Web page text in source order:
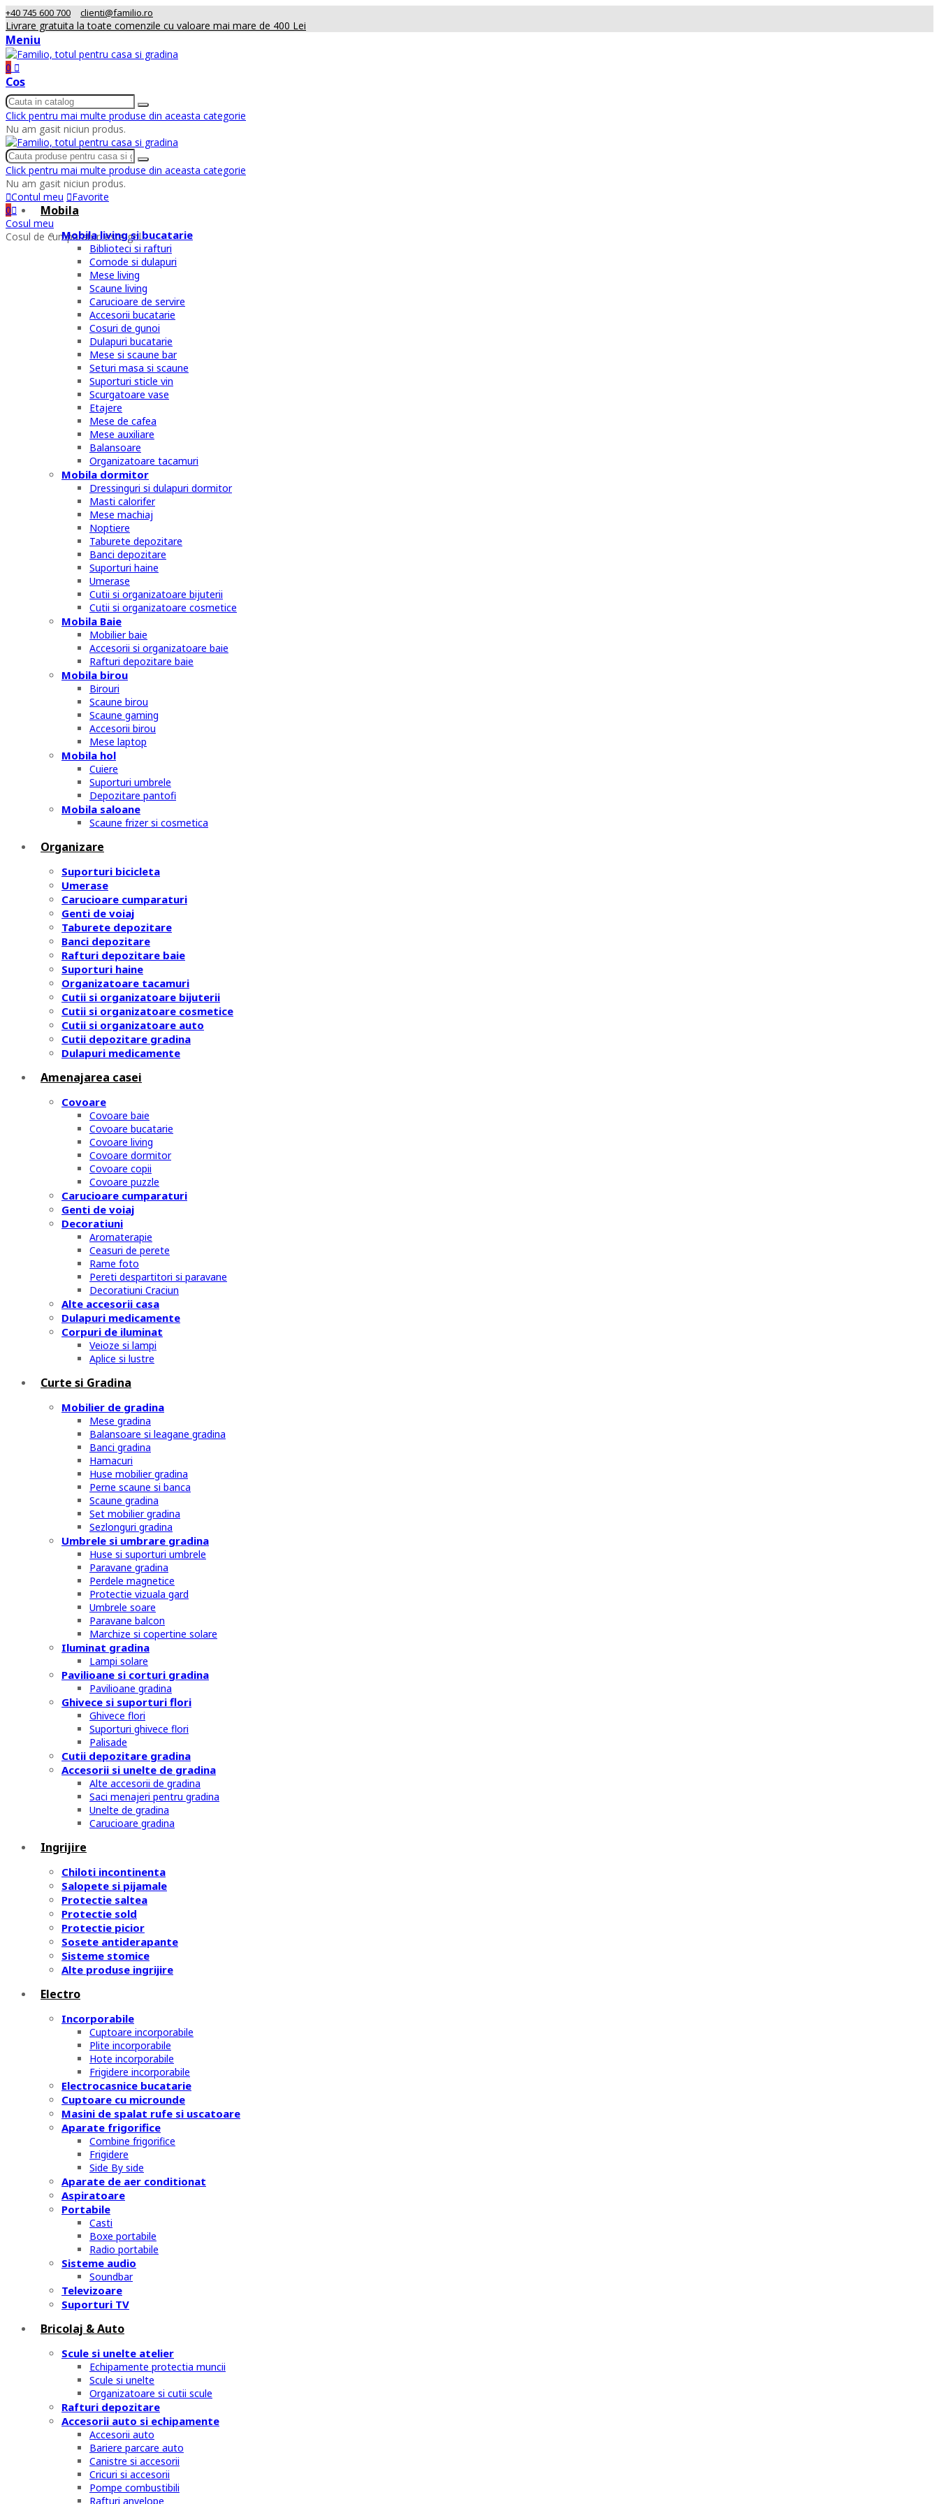
+40 745 600 700 clienti@familio.ro
Livrare gratuita la toate comenzile cu valoare mai mare de 400 Lei
Meniu
0
Cos
Click pentru mai multe produse din aceasta categorie
Nu am gasit niciun produs.
Click pentru mai multe produse din aceasta categorie
Nu am gasit niciun produs.
Contul meu
Favorite
0
Cosul meu
Cosul de cumparaturi este gol
Mobila
Mobila living si bucatarie
Biblioteci si rafturi
Comode si dulapuri
Mese living
Scaune living
Carucioare de servire
Accesorii bucatarie
Cosuri de gunoi
Dulapuri bucatarie
Mese si scaune bar
Seturi masa si scaune
Suporturi sticle vin
Scurgatoare vase
Etajere
Mese de cafea
Mese auxiliare
Balansoare
Organizatoare tacamuri
Mobila dormitor
Dressinguri si dulapuri dormitor
Masti calorifer
Mese machiaj
Noptiere
Taburete depozitare
Banci depozitare
Suporturi haine
Umerase
Cutii si organizatoare bijuterii
Cutii si organizatoare cosmetice
Mobila Baie
Mobilier baie
Accesorii si organizatoare baie
Rafturi depozitare baie
Mobila birou
Birouri
Scaune birou
Scaune gaming
Accesorii birou
Mese laptop
Mobila hol
Cuiere
Suporturi umbrele
Depozitare pantofi
Mobila saloane
Scaune frizer si cosmetica
Organizare
Suporturi bicicleta
Umerase
Carucioare cumparaturi
Genti de voiaj
Taburete depozitare
Banci depozitare
Rafturi depozitare baie
Suporturi haine
Organizatoare tacamuri
Cutii si organizatoare bijuterii
Cutii si organizatoare cosmetice
Cutii si organizatoare auto
Cutii depozitare gradina
Dulapuri medicamente
Amenajarea casei
Covoare
Covoare baie
Covoare bucatarie
Covoare living
Covoare dormitor
Covoare copii
Covoare puzzle
Carucioare cumparaturi
Genti de voiaj
Decoratiuni
Aromaterapie
Ceasuri de perete
Rame foto
Pereti despartitori si paravane
Decoratiuni Craciun
Alte accesorii casa
Dulapuri medicamente
Corpuri de iluminat
Veioze si lampi
Aplice si lustre
Curte si Gradina
Mobilier de gradina
Mese gradina
Balansoare si leagane gradina
Banci gradina
Hamacuri
Huse mobilier gradina
Perne scaune si banca
Scaune gradina
Set mobilier gradina
Sezlonguri gradina
Umbrele si umbrare gradina
Huse si suporturi umbrele
Paravane gradina
Perdele magnetice
Protectie vizuala gard
Umbrele soare
Paravane balcon
Marchize si copertine solare
Iluminat gradina
Lampi solare
Pavilioane si corturi gradina
Pavilioane gradina
Ghivece si suporturi flori
Ghivece flori
Suporturi ghivece flori
Palisade
Cutii depozitare gradina
Accesorii si unelte de gradina
Alte accesorii de gradina
Saci menajeri pentru gradina
Unelte de gradina
Carucioare gradina
Ingrijire
Chiloti incontinenta
Salopete si pijamale
Protectie saltea
Protectie sold
Protectie picior
Sosete antiderapante
Sisteme stomice
Alte produse ingrijire
Electro
Incorporabile
Cuptoare incorporabile
Plite incorporabile
Hote incorporabile
Frigidere incorporabile
Electrocasnice bucatarie
Cuptoare cu microunde
Masini de spalat rufe si uscatoare
Aparate frigorifice
Combine frigorifice
Frigidere
Side By side
Aparate de aer conditionat
Aspiratoare
Portabile
Casti
Boxe portabile
Radio portabile
Sisteme audio
Soundbar
Televizoare
Suporturi TV
Bricolaj & Auto
Scule si unelte atelier
Echipamente protectia muncii
Scule si unelte
Organizatoare si cutii scule
Rafturi depozitare
Accesorii auto si echipamente
Accesorii auto
Bariere parcare auto
Canistre si accesorii
Cricuri si accesorii
Pompe combustibili
Rafturi anvelope